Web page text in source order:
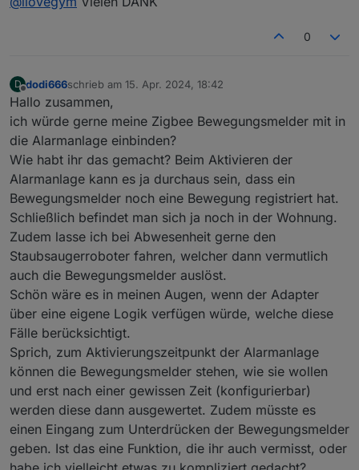
da dein Command, Script oder was
0
D
Offline
dodi666schrieb am 15. Apr. 2024, 18:42
zuletzt editiert von
Hallo zusammen,
ich würde gerne meine Zigbee Bewegungsmelder mit in
die Alarmanlage einbinden?
Wie habt ihr das gemacht? Beim Aktivieren der
Alarmanlage kann es ja durchaus sein, dass ein
Bewegungsmelder noch eine Bewegung registriert hat.
Schließlich befindet man sich ja noch in der Wohnung.
Zudem lasse ich bei Abwesenheit gerne den
Staubsaugerroboter fahren, welcher dann vermutlich
auch die Bewegungsmelder auslöst.
Schön wäre es in meinen Augen, wenn der Adapter
über eine eigene Logik verfügen würde, welche diese
Fälle berücksichtigt.
Sprich, zum Aktivierungszeitpunkt der Alarmanlage
können die Bewegungsmelder stehen, wie sie wollen
und erst nach einer gewissen Zeit (konfigurierbar)
werden diese dann ausgewertet. Zudem müsste es
einen Eingang zum Unterdrücken der Bewegungsmelder
geben. Ist das eine Funktion, die ihr auch vermisst, oder